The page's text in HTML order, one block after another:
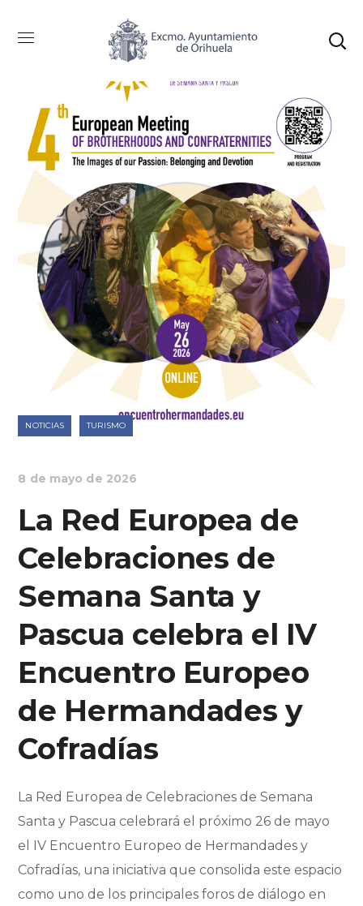
NOTICIAS TURISMO
8 de mayo de 2026
La Red Europea de
Celebraciones de
Semana Santa y
Pascua celebra el IV
Encuentro Europeo
de Hermandades y
Cofradías
La Red Europea de Celebraciones de Semana
Santa y Pascua celebrará el próximo 26 de mayo
el IV Encuentro Europeo de Hermandades y
Cofradías, una iniciativa que consolida este espacio
como uno de los principales foros de diálogo en